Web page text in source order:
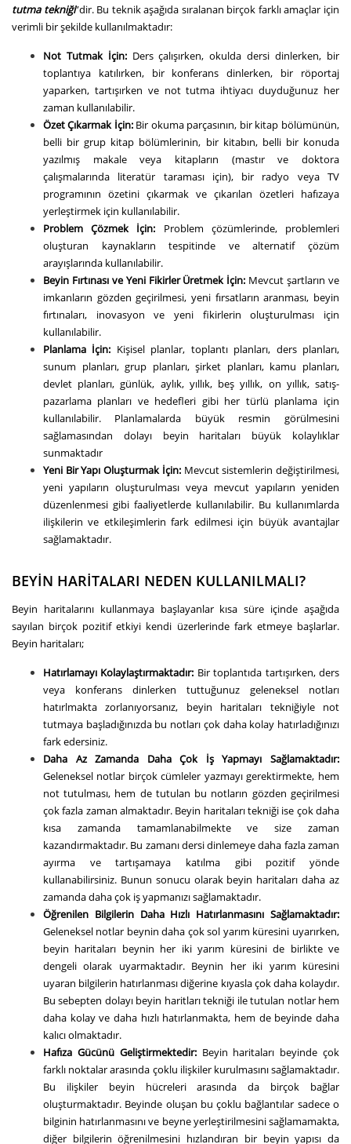
tutma tekniği”dir. Bu teknik aşağıda sıralanan birçok farklı amaçlar için
verimli bir şekilde kullanılmaktadır:
Not Tutmak İçin:Ders çalışırken, okulda dersi dinlerken, bir
toplantıya katılırken, bir konferans dinlerken, bir röportaj
yaparken, tartışırken ve not tutma ihtiyacı duyduğunuz her
zaman kullanılabilir.
Özet Çıkarmak İçin: Bir okuma parçasının, bir kitap bölümünün,
belli bir grup kitap bölümlerinin, bir kitabın, belli bir konuda
yazılmış makale veya kitapların (mastır ve doktora
çalışmalarında literatür taraması için), bir radyo veya TV
programının özetini çıkarmak ve çıkarılan özetleri hafızaya
yerleştirmek için kullanılabilir.
Problem Çözmek İçin: Problem çözümlerinde, problemleri
oluşturan kaynakların tespitinde ve alternatif çözüm
arayışlarında kullanılabilir.
Beyin Fırtınası ve Yeni Fikirler Üretmek İçin: Mevcut şartların ve
imkanların gözden geçirilmesi, yeni fırsatların aranması, beyin
fırtınaları, inovasyon ve yeni fikirlerin oluşturulması için
kullanılabilir.
Planlama İçin: Kişisel planlar, toplantı planları, ders planları,
sunum planları, grup planları, şirket planları, kamu planları,
devlet planları, günlük, aylık, yıllık, beş yıllık, on yıllık, satış-
pazarlama planları ve hedefleri gibi her türlü planlama için
kullanılabilir. Planlamalarda büyük resmin görülmesini
sağlamasından dolayı beyin haritaları büyük kolaylıklar
sunmaktadır
Yeni Bir Yapı Oluşturmak İçin:Mevcut sistemlerin değiştirilmesi,
yeni yapıların oluşturulması veya mevcut yapıların yeniden
düzenlenmesi gibi faaliyetlerde kullanılabilir. Bu kullanımlarda
ilişkilerin ve etkileşimlerin fark edilmesi için büyük avantajlar
sağlamaktadır.
BEYİN HARİTALARI NEDEN KULLANILMALI?
Beyin haritalarını kullanmaya başlayanlar kısa süre içinde aşağıda
sayılan birçok pozitif etkiyi kendi üzerlerinde fark etmeye başlarlar.
Beyin haritaları;
Hatırlamayı Kolaylaştırmaktadır: Bir toplantıda tartışırken, ders
veya konferans dinlerken tuttuğunuz geleneksel notları
hatırlmakta zorlanıyorsanız, beyin haritaları tekniğiyle not
tutmaya başladığınızda bu notları çok daha kolay hatırladığınızı
fark edersiniz.
Daha Az Zamanda Daha Çok İş Yapmayı Sağlamaktadır:
Geleneksel notlar birçok cümleler yazmayı gerektirmekte, hem
not tutulması, hem de tutulan bu notların gözden geçirilmesi
çok fazla zaman almaktadır. Beyin haritaları tekniği ise çok daha
kısa zamanda tamamlanabilmekte ve size zaman
kazandırmaktadır. Bu zamanı dersi dinlemeye daha fazla zaman
ayırma ve tartışamaya katılma gibi pozitif yönde
kullanabilirsiniz. Bunun sonucu olarak beyin haritaları daha az
zamanda daha çok iş yapmanızı sağlamaktadır.
Öğrenilen Bilgilerin Daha Hızlı Hatırlanmasını Sağlamaktadır:
Geleneksel notlar beynin daha çok sol yarım küresini uyarırken,
beyin haritaları beynin her iki yarım küresini de birlikte ve
dengeli olarak uyarmaktadır. Beynin her iki yarım küresini
uyaran bilgilerin hatırlanması diğerine kıyasla çok daha kolaydır.
Bu sebepten dolayı beyin haritları tekniği ile tutulan notlar hem
daha kolay ve daha hızlı hatırlanmakta, hem de beyinde daha
kalıcı olmaktadır.
Hafıza Gücünü Geliştirmektedir:Beyin haritaları beyinde çok
farklı noktalar arasında çoklu ilişkiler kurulmasını sağlamaktadır.
Bu ilişkiler beyin hücreleri arasında da birçok bağlar
oluşturmaktadır. Beyinde oluşan bu çoklu bağlantılar sadece o
bilginin hatırlanmasını ve beyne yerleştirilmesini sağlamamakta,
diğer bilgilerin öğrenilmesini hızlandıran bir beyin yapısı da